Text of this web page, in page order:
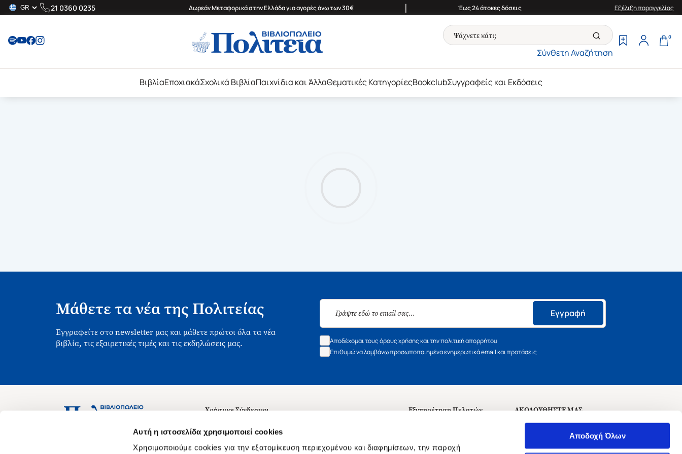
Αυτή η ιστοσελίδα χρησιμοποιεί cookies
Χρησιμοποιούμε cookies για την εξατομίκευση περιεχομένου και διαφημίσεων, την παροχή
Αποδοχή Όλων
21 0360 0235 Δωρεάν Μεταφορικά στην Ελλάδα για αγορές άνω των 30€ | Έως 24 άτοκες δόσεις Εξέλιξη παραγγελίας
Σύνθετη Αναζήτηση
0
ΒιβλίαΕποχιακάΣχολικά ΒιβλίαΠαιχνίδια και ΆλλαΘεματικές ΚατηγορίεςBookclubΣυγγραφείς και Εκδόσεις
Μάθετε τα νέα της Πολιτείας
Εγγραφείτε στο newsletter μας και μάθετε πρώτοι όλα τα νέα
βιβλία, τις εξαιρετικές τιμές και τις εκδηλώσεις μας.
Εγγραφή
Αποδέχομαι τους όρους χρήσης και την πολιτική απορρήτου
Επιθυμώ να λαμβάνω προσωποποιημένα ενημερωτικά email και προτάσεις
Ασκληπιού 1-3, Αθήνα 106 79
Χρήσιμοι Σύνδεσμοι
Σχετικά με εμάς
Θέσεις Εργασίας
Εξυπηρέτηση Πελατών
ΑΚΟΛΟΥΘΗΣΤΕ ΜΑΣ